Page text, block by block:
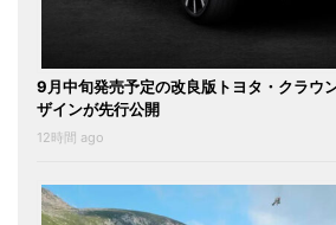
9月中旬発売予定の改良版トヨタ・クラウ
ザインが先行公開
12時間 ago